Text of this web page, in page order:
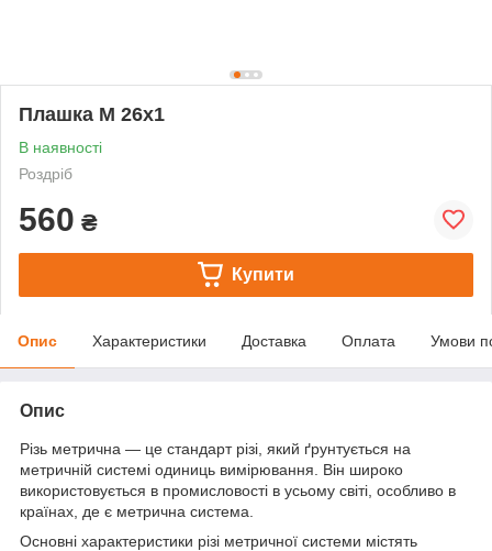
Плашка М 26х1
В наявності
Роздріб
560 ₴
Купити
Опис Характеристики Доставка Оплата Умови
Опис
Різь метрична — це стандарт різі, який ґрунтується на
метричній системі одиниць вимірювання. Він широко
використовується в промисловості в усьому світі, особливо в
країнах, де є метрична система.
Основні характеристики різі метричної системи містять